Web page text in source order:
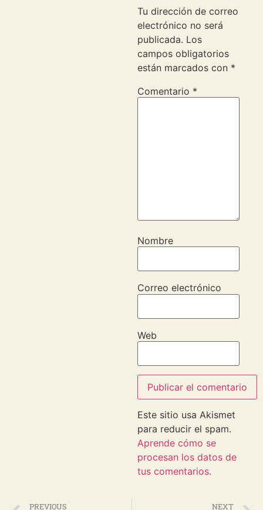
Tu dirección de correo
electrónico no será
publicada. Los
campos obligatorios
están marcados con *
Comentario *
Nombre
Correo electrónico
Web
Este sitio usa Akismet
para reducir el spam.
Aprende cómo se
procesan los datos de
tus comentarios.
PREVIOUS NEXT